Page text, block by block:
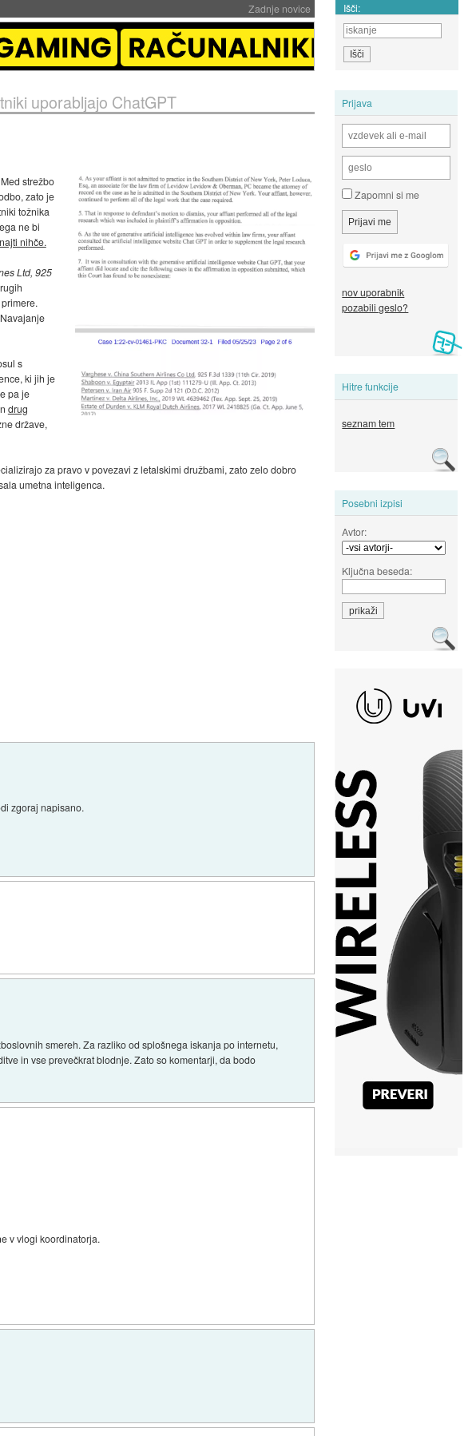
Zadnje novice Išči:
Prijava
Zapomni si me
nov uporabnik
pozabili geslo?
Hitre funkcije
seznam tem
Posebni izpisi
Avtor:
Ključna beseda:
uporabljajo ChatGPT
strežbo
zato je
tožnika
ne bi
nihče.
Ltd, 925
s
ki jih je
pa je
drug
države,
za pravo v povezavi z letalskimi družbami, zato zelo dobro
umetna inteligenca.
zgoraj napisano.
smereh. Za razliko od splošnega iskanja po internetu,
in vse prevečkrat blodnje. Zato so komentarji, da bodo
v vlogi koordinatorja.